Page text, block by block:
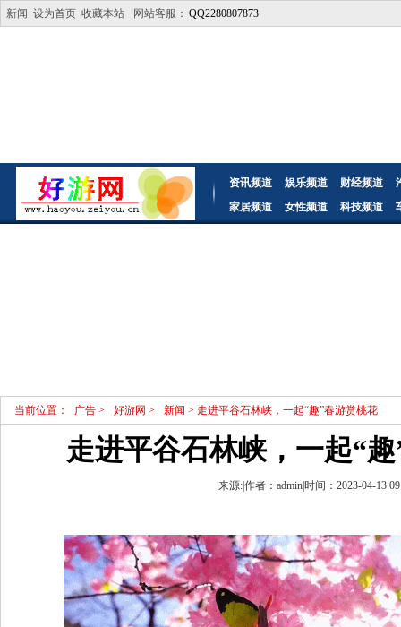
新闻 设为首页 收藏本站 网站客服： QQ2280807873
资讯频道 娱乐频道 财经频道
家居频道
女性频道 科技频道
当前位置： 广告 > 好游网 > 新闻 > 走进平谷石林峡，一起“趣”春游赏桃花
走进平谷石林峡，一起“
来源:|作者：admin|时间：2023-04-13